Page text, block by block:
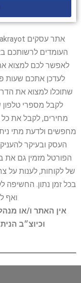
העומדים לרשותכם
לאפשר לכם למצוא
לעדכן אתכם שעות
שתוכלו למצוא את
לקבל מספרי טלפון
מחירים, לקבל את
מחפשים ולדעת מתי
העסק ובעיקר
הפורטל מזמין גם את
של לקוחות, לענות על
בכל זמן נתון. החשיפה
ואף
אין האתר ו/או
וכיוצ״ב